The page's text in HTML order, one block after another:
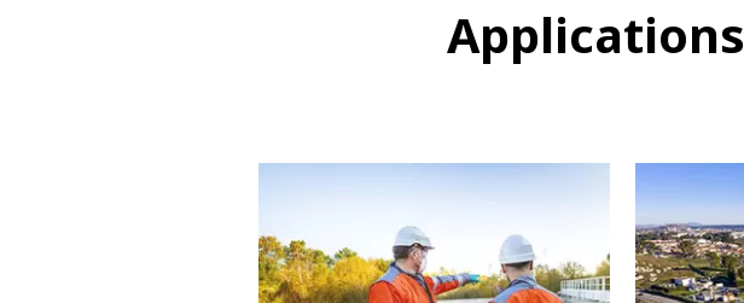
Applications